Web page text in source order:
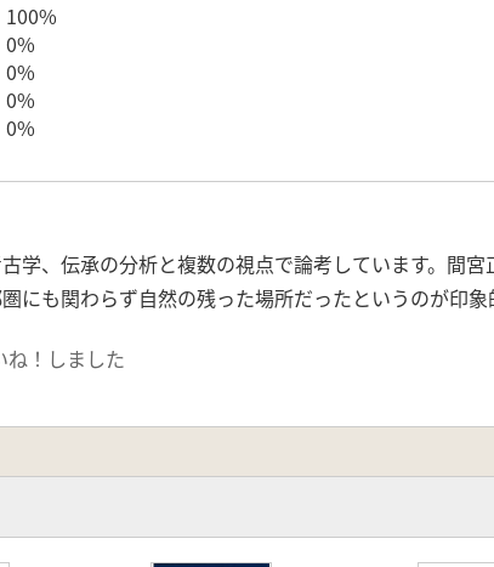
100%
0%
0%
0%
0%
学、伝承の分析と複数の視点で論考しています。間
にも関わらず自然の残った場所だったというのが印象
ね！しました